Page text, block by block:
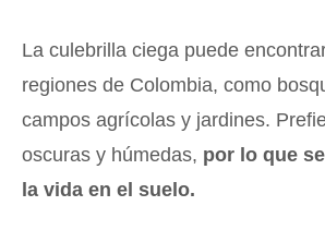
La culebrilla ciega puede
regiones de Colombia, como
campos agrícolas y jardines.
oscuras y húmedas, por lo que
la vida en el suelo.